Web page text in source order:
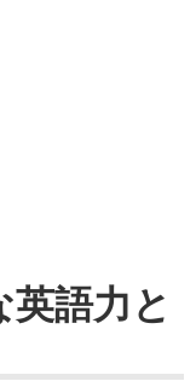
語力と